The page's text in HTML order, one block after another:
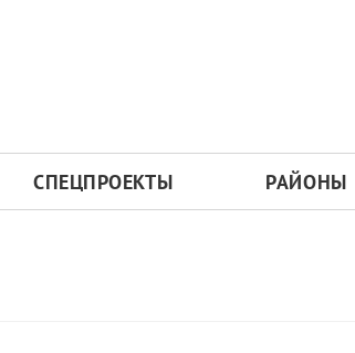
СПЕЦПРОЕКТЫ РАЙОНЫ